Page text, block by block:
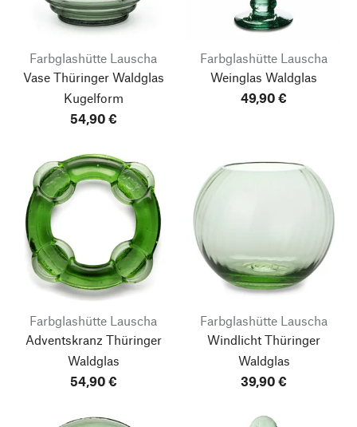
Farbglashütte Lauscha
Vase Thüringer Waldglas
Kugelform
54,90 €
Farbglashütte Lauscha
Weinglas Waldglas
49,90 €
Farbglashütte Lauscha
Adventskranz Thüringer
Waldglas
54,90 €
Farbglashütte Lauscha
Windlicht Thüringer
Waldglas
39,90 €